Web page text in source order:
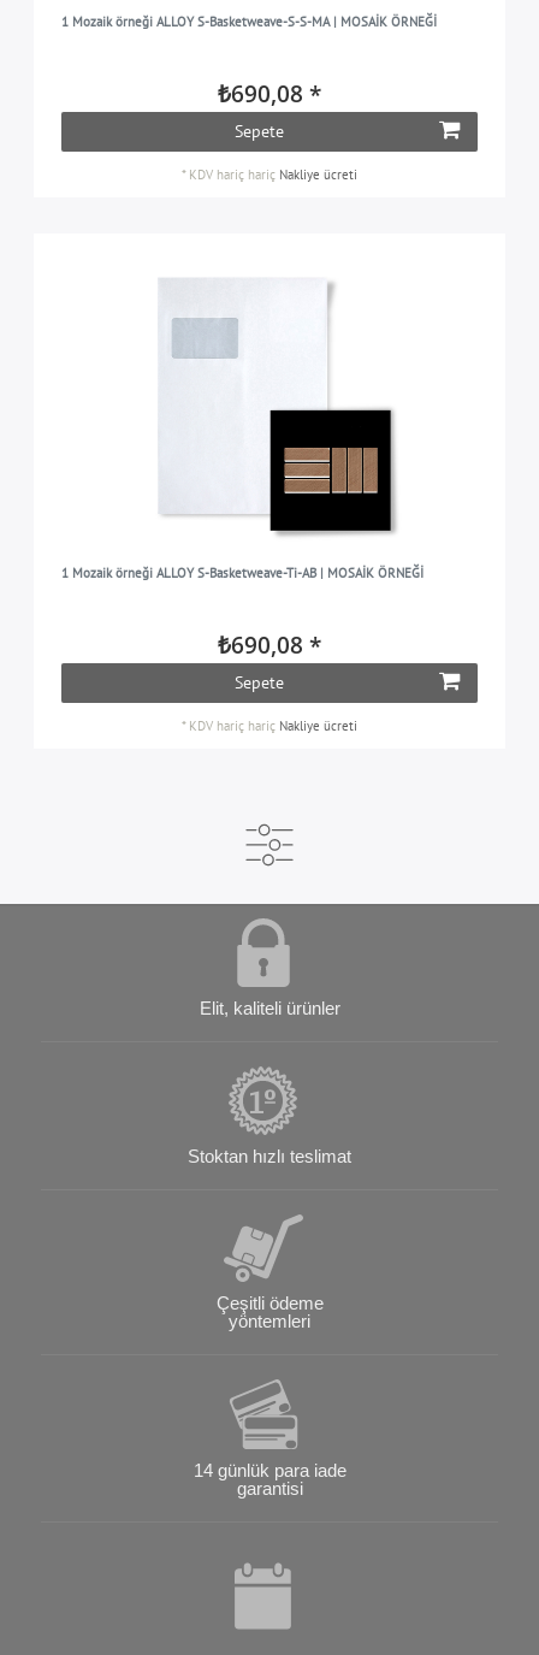
1 Mozaik örneği ALLOY S-Basketweave-S-S-MA | MOSAİK ÖRNEĞİ
₺690,08 *
Sepete
* KDV hariç hariç Nakliye ücreti
1 Mozaik örneği ALLOY S-Basketweave-Ti-AB | MOSAİK ÖRNEĞİ
₺690,08 *
Sepete
* KDV hariç hariç Nakliye ücreti
Elit, kaliteli ürünler
Stoktan hızlı teslimat
Çeşitli ödeme
yöntemleri
14 günlük para iade
garantisi